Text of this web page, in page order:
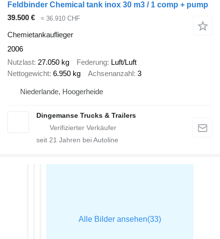
Feldbinder Chemical tank inox 30 m3 / 1 comp + pump
39.500 €
≈ 36.910 CHF
Chemietankauflieger
2006
Nutzlast 27.050 kg Federung Luft/Luft
Nettogewicht 6.950 kg Achsenanzahl 3
Niederlande, Hoogerheide
Dingemanse Trucks & Trailers
seit 21 Jahren bei Autoline